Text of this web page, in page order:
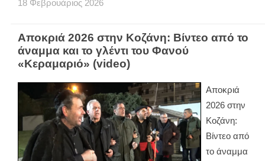
18 Φεβρουάριος 2026
Αποκριά 2026 στην Κοζάνη: Βίντεο από το
άναμμα και το γλέντι του Φανού
«Κεραμαριό» (video)
Αποκριά
2026 στην
Κοζάνη:
Βίντεο από
το άναμμα